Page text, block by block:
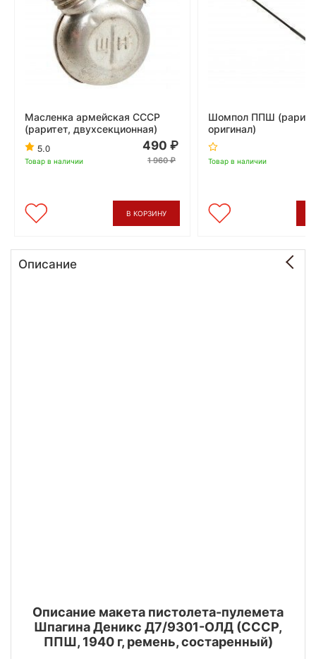
Масленка армейская СССР
(раритет, двухсекционная)
5.0
Товар в наличии
490
1 960
В КОРЗИНУ
Шомпол ППШ
оригинал)
Товар в наличии
Описание
Описание макета пистолета-пулемета
Шпагина Деникс Д7/9301-ОЛД (СССР,
ППШ, 1940 г, ремень, состаренный)